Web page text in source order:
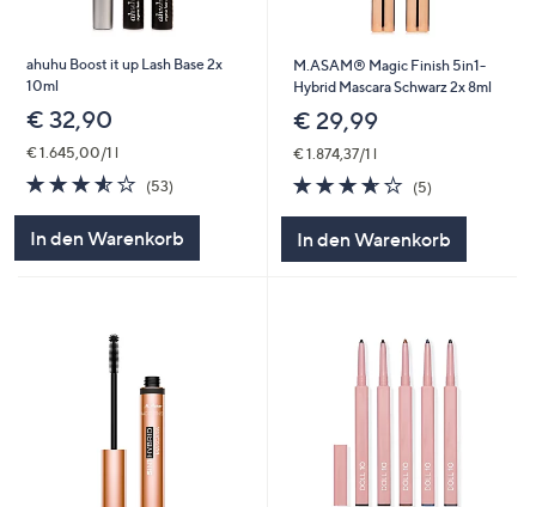
ahuhu Boost it up Lash Base 2x
10ml
€ 32,90
€ 1.645,00/1 l
3.5
von
(53)53
In den Warenkorb
M.ASAM® Magic Finish 5in1-
Hybrid Mascara Schwarz 2x 8ml
€ 29,99
€ 1.874,37/1 l
3.6
von
(5)5
In den Warenkorb